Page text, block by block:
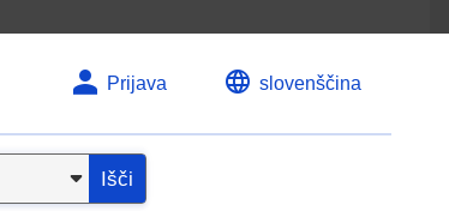
Prijava slovenščina
Išči